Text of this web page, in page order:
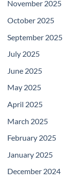
November 2025
October 2025
September 2025
July 2025
June 2025
May 2025
April 2025
March 2025
February 2025
January 2025
December 2024